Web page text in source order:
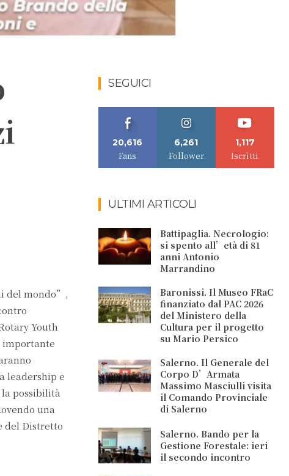
del mondo”,
Youth
leadership e
possibilità
una
del Distretto
SEGUICI
20,616
Fans
6,261
Follower
1,117
Iscritti
ULTIMI ARTICOLI
Battipaglia. Necrologio:
si spento all’età di 81
anni Antonio
Marrandino
Baronissi. Il Museo FRaC
finanziato dal PAC 2026
del Ministero della
Cultura per il progetto
su Mario Persico
Salerno. Il Generale del
Corpo D’Armata
Massimo Masciulli visita
il Comando Provinciale
di Salerno
Salerno. Bando per la
Gestione Forestale: ieri
il secondo incontro